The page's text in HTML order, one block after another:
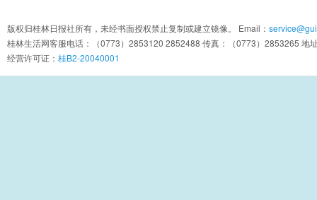
版权归桂林日报社所有，未经书面授权禁止复制或建立镜像。 Email：
桂林生活网客服电话：（0773）2853120 2852488 传真：（0773）2853265 地
经营许可证： 桂B2-20040001